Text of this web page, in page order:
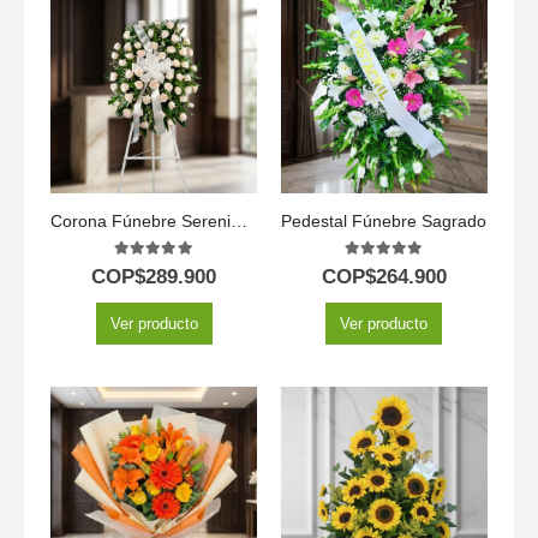
5.00out of 5
COP$289.900
Ver producto
Pedestal Fúnebre Sagrado
5.00out of 5
COP$264.900
Ver producto